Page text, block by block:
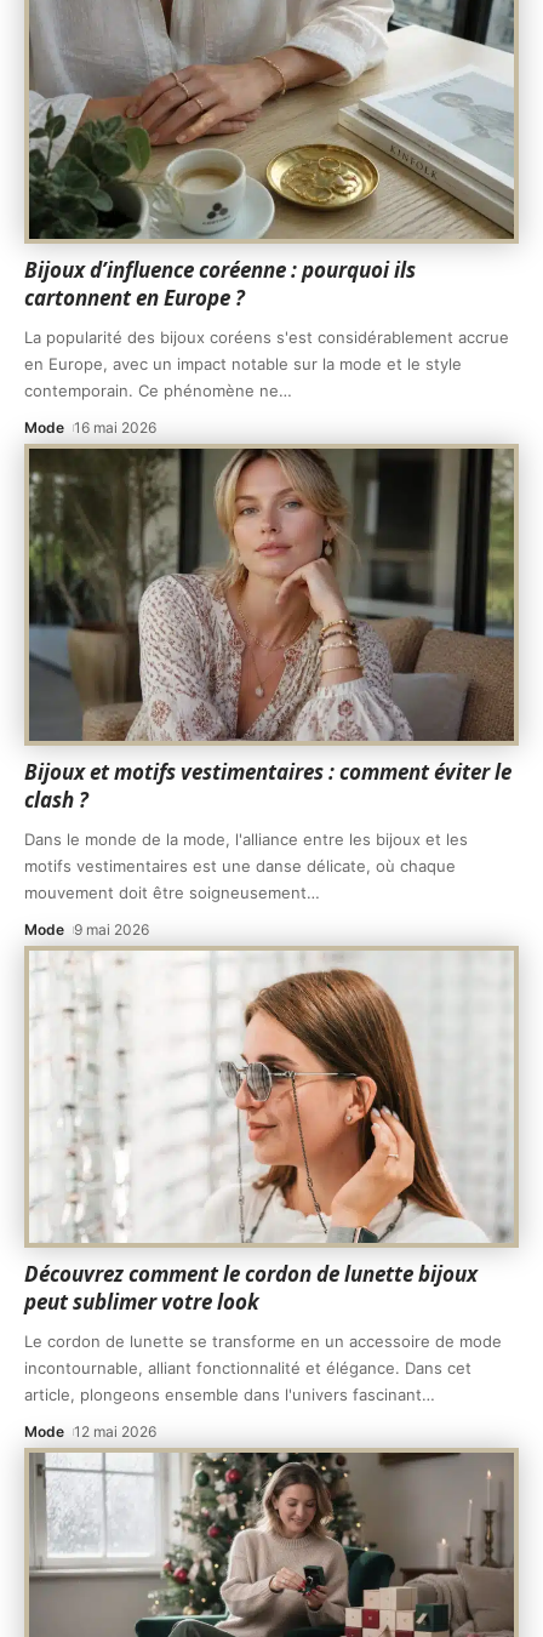
Bijoux d’influence coréenne : pourquoi ils
cartonnent en Europe ?
La popularité des bijoux coréens s'est considérablement accrue
en Europe, avec un impact notable sur la mode et le style
contemporain. Ce phénomène ne…
Mode 16 mai 2026
Bijoux et motifs vestimentaires : comment éviter le
clash ?
Dans le monde de la mode, l'alliance entre les bijoux et les
motifs vestimentaires est une danse délicate, où chaque
mouvement doit être soigneusement…
Mode 9 mai 2026
Découvrez comment le cordon de lunette bijoux
peut sublimer votre look
Le cordon de lunette se transforme en un accessoire de mode
incontournable, alliant fonctionnalité et élégance. Dans cet
article, plongeons ensemble dans l'univers fascinant…
Mode 12 mai 2026